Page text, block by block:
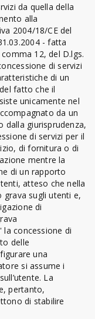
da quella della
alla
2004/18/CE del
- fatta
12, del D.lgs.
di servizi
di un
fatto che il
unicamente nel
da un
dalla giurisprudenza,
di servizi per il
di fornitura o di
mentre la
di un rapporto
atteso che nella
grava sugli utenti e,
di
la concessione di
delle
una
si assume i
La
pertanto,
di stabilire